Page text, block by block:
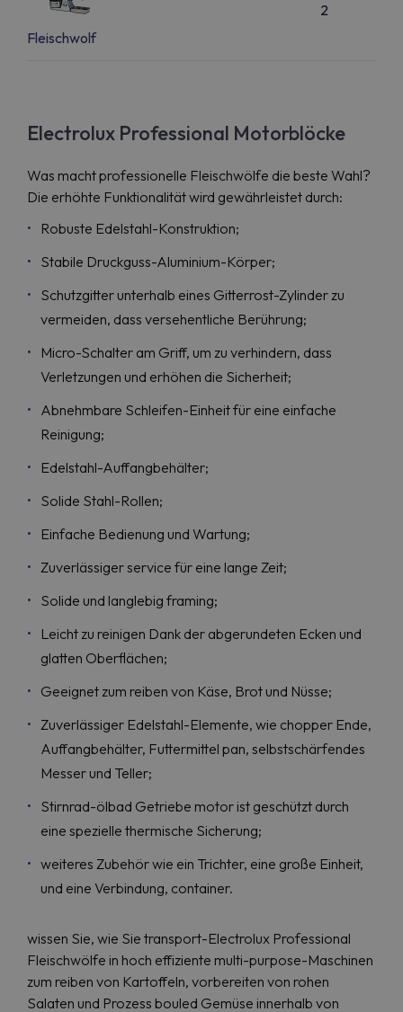
Fleischwolf
2
Electrolux Professional Motorblöcke
Was macht professionelle Fleischwölfe die beste Wahl?
Die erhöhte Funktionalität wird gewährleistet durch:
Robuste Edelstahl-Konstruktion;
Stabile Druckguss-Aluminium-Körper;
Schutzgitter unterhalb eines Gitterrost-Zylinder zu
vermeiden, dass versehentliche Berührung;
Micro-Schalter am Griff, um zu verhindern, dass
Verletzungen und erhöhen die Sicherheit;
Abnehmbare Schleifen-Einheit für eine einfache
Reinigung;
Edelstahl-Auffangbehälter;
Solide Stahl-Rollen;
Einfache Bedienung und Wartung;
Zuverlässiger service für eine lange Zeit;
Solide und langlebig framing;
Leicht zu reinigen Dank der abgerundeten Ecken und
glatten Oberflächen;
Geeignet zum reiben von Käse, Brot und Nüsse;
Zuverlässiger Edelstahl-Elemente, wie chopper Ende,
Auffangbehälter, Futtermittel pan, selbstschärfendes
Messer und Teller;
Stirnrad-ölbad Getriebe motor ist geschützt durch
eine spezielle thermische Sicherung;
weiteres Zubehör wie ein Trichter, eine große Einheit,
und eine Verbindung, container.
wissen Sie, wie Sie transport-Electrolux Professional
Fleischwölfe in hoch effiziente multi-purpose-Maschinen
zum reiben von Kartoffeln, vorbereiten von rohen
Salaten und Prozess bouled Gemüse innerhalb von